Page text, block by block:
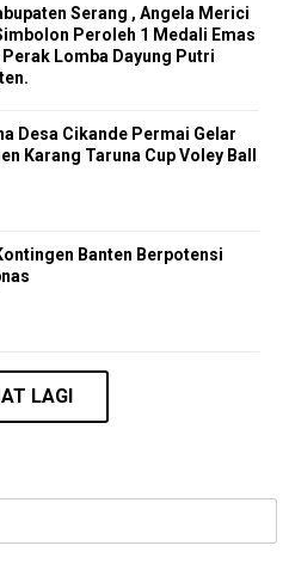
Serang , Angela Merici
Peroleh 1 Medali Emas
Lomba Dayung Putri
Desa Cikande Permai Gelar
Karang Taruna Cup Voley Ball
Banten Berpotensi